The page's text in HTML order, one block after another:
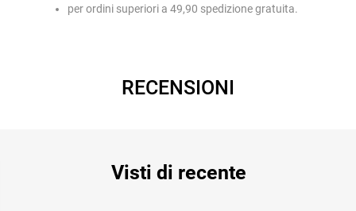
per ordini superiori a 49,90 spedizione gratuita.
RECENSIONI
Visti di recente